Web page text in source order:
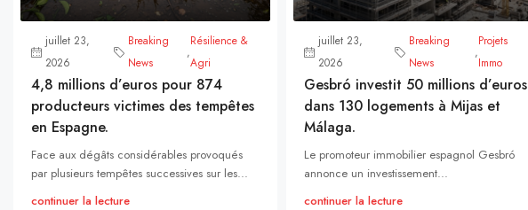
juillet 23,
2026
Breaking
News
,
Résilience &
Agri
4,8 millions d’euros pour 874
producteurs victimes des tempêtes
en Espagne.
Face aux dégâts considérables provoqués
par plusieurs tempêtes successives sur les...
continuer la lecture
juillet 23,
2026
Breaking
News
,
Projets
Immo
Gesbró investit 50 millions d’euros
dans 130 logements à Mijas et
Málaga.
Le promoteur immobilier espagnol Gesbró
annonce un investissement...
continuer la lecture